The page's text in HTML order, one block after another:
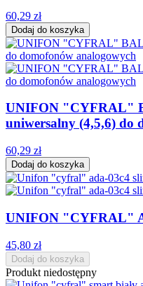
60,29 zł
Dodaj do koszyka
UNIFON "CYFRAL"
uniwersalny (4,5,6) do
60,29 zł
Dodaj do koszyka
UNIFON "CYFRAL"
45,80 zł
Dodaj do koszyka
Produkt niedostępny